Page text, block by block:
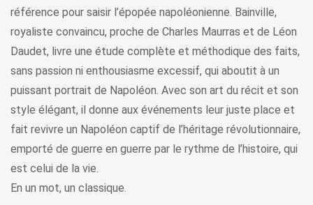
référence pour saisir l’épopée napoléonienne. Bainville,
royaliste convaincu, proche de Charles Maurras et de Léon
Daudet, livre une étude complète et méthodique des faits,
sans passion ni enthousiasme excessif, qui aboutit à un
puissant portrait de Napoléon. Avec son art du récit et son
style élégant, il donne aux événements leur juste place et
fait revivre un Napoléon captif de l’héritage révolutionnaire,
emporté de guerre en guerre par le rythme de l’histoire, qui
est celui de la vie.
En un mot, un classique.